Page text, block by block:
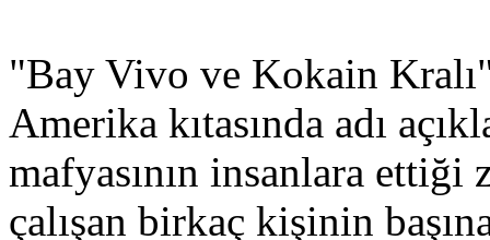
"Bay Vivo ve Kokain
Amerika kıtasında adı
mafyasının insanlara
çalışan birkaç kişinin